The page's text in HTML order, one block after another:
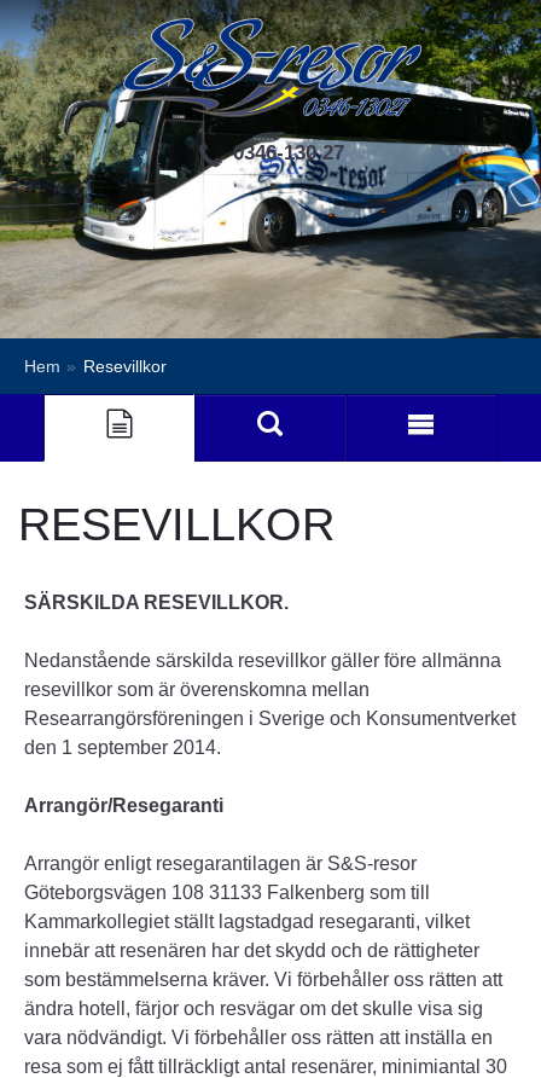
0346-130 27
Hem » Resevillkor
RESEVILLKOR
SÄRSKILDA RESEVILLKOR.
Nedanstående särskilda resevillkor gäller före allmänna
resevillkor som är överenskomna mellan
Researrangörsföreningen i Sverige och Konsumentverket
den 1 september 2014.
Arrangör/Resegaranti
Arrangör enligt resegarantilagen är S&S-resor
Göteborgsvägen 108 31133 Falkenberg som till
Kammarkollegiet ställt lagstadgad resegaranti, vilket
innebär att resenären har det skydd och de rättigheter
som bestämmelserna kräver. Vi förbehåller oss rätten att
ändra hotell, färjor och resvägar om det skulle visa sig
vara nödvändigt. Vi förbehåller oss rätten att inställa en
resa som ej fått tillräckligt antal resenärer, minimiantal 30